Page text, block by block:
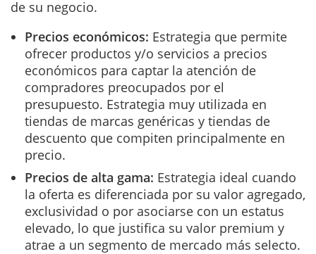
de su negocio.
Precios económicos: Estrategia que permite
ofrecer productos y/o servicios a precios
económicos para captar la atención de
compradores preocupados por el
presupuesto. Estrategia muy utilizada en
tiendas de marcas genéricas y tiendas de
descuento que compiten principalmente en
precio.
Precios de alta gama: Estrategia ideal cuando
la oferta es diferenciada por su valor agregado,
exclusividad o por asociarse con un estatus
elevado, lo que justifica su valor premium y
atrae a un segmento de mercado más selecto.